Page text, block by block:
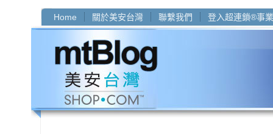
Home 關於美安台灣 聯繫我們 登入超連鎖®事業